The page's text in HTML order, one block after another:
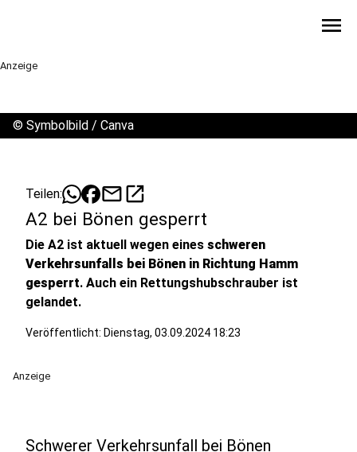
menu
Anzeige
© Symbolbild / Canva
Teilen: mailopen_in_new
A2 bei Bönen gesperrt
Die A2 ist aktuell wegen eines schweren
Verkehrsunfalls bei Bönen in Richtung Hamm
gesperrt. Auch ein Rettungshubschrauber ist
gelandet.
Veröffentlicht: Dienstag, 03.09.2024 18:23
Anzeige
Schwerer Verkehrsunfall bei Bönen